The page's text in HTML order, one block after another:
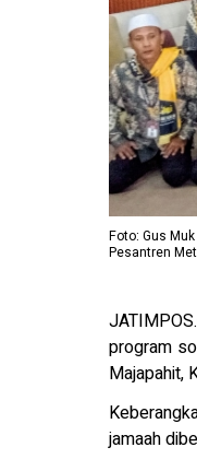
Foto: Gus
Pesantren
program
Majapahit,
jamaah